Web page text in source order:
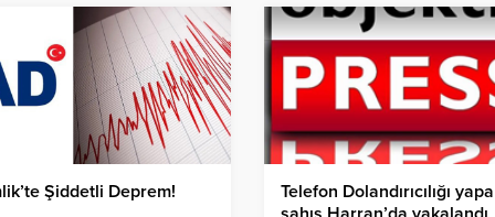
Şiddetli Deprem!
Telefon Dolandırıcılığı